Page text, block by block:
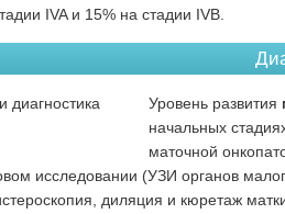
IVA и 15% на стадии IVB.
Уровень развития
начальных
маточной
исследовании (УЗИ органов
диляция и кюретаж